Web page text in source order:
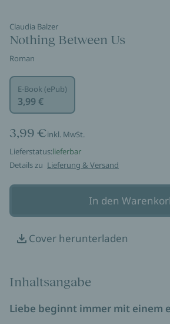
Claudia Balzer
Nothing Between Us
Roman
E-Book (ePub)
3,99 €
3,99 €inkl. MwSt.
Lieferstatus:lieferbar
Details zu Lieferung & Versand
In den
Cover herunterladen
Inhaltsangabe
Liebe beginnt immer mit einem